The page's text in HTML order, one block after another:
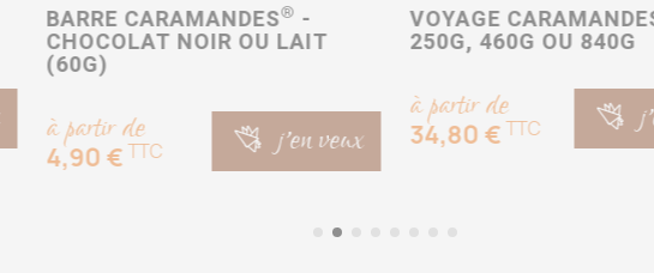
à partir de
4,90 € TTC
BARRE CARAMANDES® -
CHOCOLAT NOIR OU LAIT
(60G)
j'en veux
à partir de
34,80 €TTC
VOYAGE
250G, 460G OU 840G